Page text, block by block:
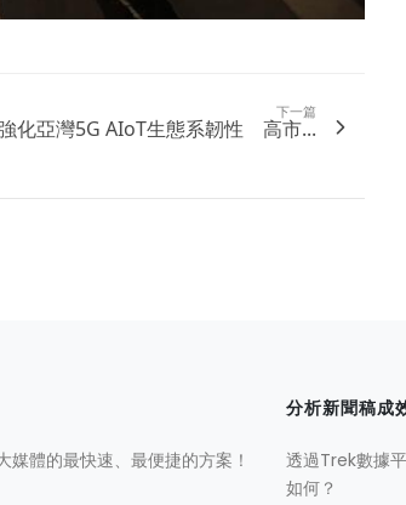
下一篇
化亞灣5G AIoT生態系韌性 高市...
媒體的最快速、最便捷的方案！
分析新聞稿成
透過Trek數據
如何？